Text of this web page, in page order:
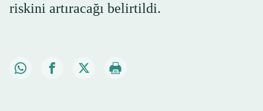
riskini artıracağı belirtildi.